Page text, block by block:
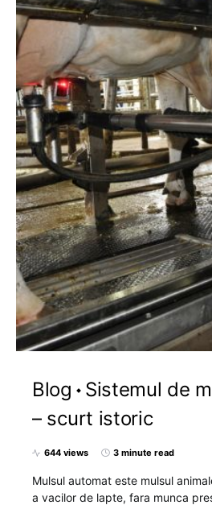
Blog
Sistemul de
– scurt istoric
644 views 3 minute read
Mulsul automat este mulsul
a vacilor de lapte, fara munca